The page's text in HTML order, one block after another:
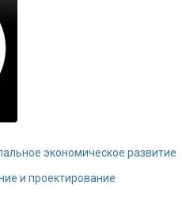
экономическое развитие
и проектирование